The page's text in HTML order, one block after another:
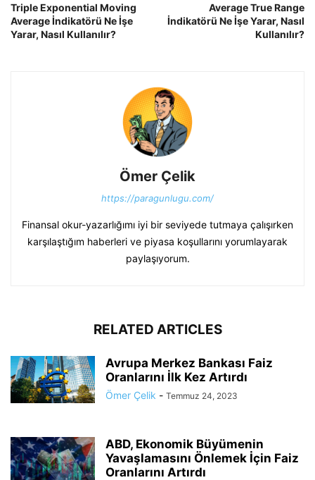
Triple Exponential Moving
Average İndikatörü Ne İşe
Yarar, Nasıl Kullanılır?
Average True Range
İndikatörü Ne İşe Yarar, Nasıl
Kullanılır?
Ömer Çelik
https://paragunlugu.com/
Finansal okur-yazarlığımı iyi bir seviyede tutmaya çalışırken
karşılaştığım haberleri ve piyasa koşullarını yorumlayarak
paylaşıyorum.
RELATED ARTICLES
Avrupa Merkez Bankası Faiz
Oranlarını İlk Kez Artırdı
Ömer Çelik - Temmuz 24, 2023
ABD, Ekonomik Büyümenin
Yavaşlamasını Önlemek İçin Faiz
Oranlarını Artırdı